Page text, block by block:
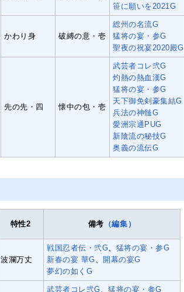
笹に願いを2021G
かわり身 破縛の意・壱
総州の名流G
猛将の宴・参G
聖夜の祝宴2020殿G
先の先・四 懐中の包・壱
武芸者コレ弐G
灼熱の熱血漢G
猛将の宴・参G
天下御免剣豪集結G
兵法の神髄G
愛洲宗通PUG
新陰流の秘技G
奥義の流伝G
特性2 備考 （編集）
波瀾万丈
戦国忍者伝・弐G
猛将の宴・参G
新春の宴 華G 、開幕の宴G
夢幻の如くG
武芸者コレ弐G 、猛将の宴・参G